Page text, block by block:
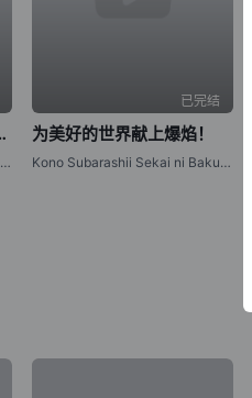
！第三季
Kono Subarashii Sekai ni Shukufuku wo! 3,Kono Subarashii Sekai ni Shukufuku o! 3,Konosuba: God`s Blessing on This Wonderful World! 3
已完结
为美好的世界献上爆焰！
Kono Subarashii Sekai ni Bakuen wo!,KonoSuba: An Explosion on This Wonderful World!,为美好的世界献上爆炎！